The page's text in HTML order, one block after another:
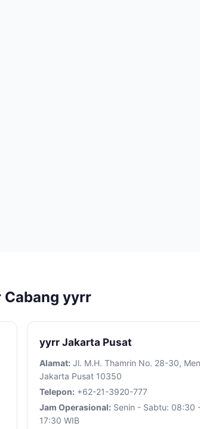
Cabang yyrr
yyrr Jakarta Pusat
Alamat: Jl. M.H. Thamrin No. 28-30,
Jakarta Pusat 10350
Telepon: +62-21-3920-777
Jam Operasional: Senin - Sabtu: 08:30
17:30 WIB